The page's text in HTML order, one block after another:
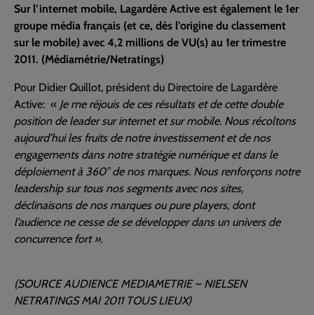
Sur l’internet mobile, Lagardère Active est également le 1er
groupe média français (et ce, dès l’origine du classement
sur le mobile) avec 4,2 millions de VU(s) au 1er trimestre
2011. (Médiamétrie/Netratings)
Pour Didier Quillot, président du Directoire de Lagardère
Active: « Je me réjouis de ces résultats et de cette double
position de leader sur internet et sur mobile. Nous récoltons
aujourd’hui les fruits de notre investissement et de nos
engagements dans notre stratégie numérique et dans le
déploiement à 360° de nos marques. Nous renforçons notre
leadership sur tous nos segments avec nos sites,
déclinaisons de nos marques ou pure players, dont
l’audience ne cesse de se développer dans un univers de
concurrence fort ».
(SOURCE AUDIENCE MEDIAMETRIE – NIELSEN
NETRATINGS MAI 2011 TOUS LIEUX)